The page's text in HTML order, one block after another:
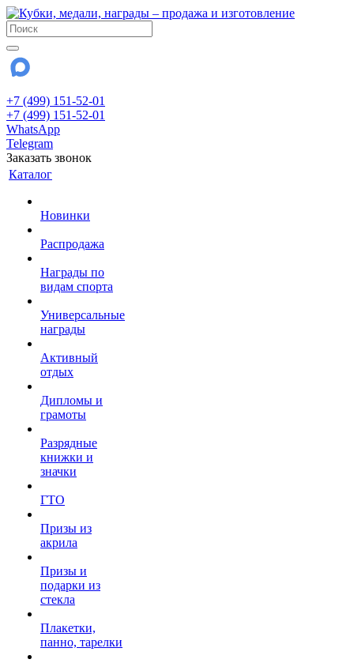
+7 (499) 151-52-01
+7 (499) 151-52-01
WhatsApp
Telegram
Заказать звонок
Каталог
Новинки
Распродажа
Награды по
видам спорта
Универсальные
награды
Активный
отдых
Дипломы и
грамоты
Разрядные
книжки и
значки
ГТО
Призы из
акрила
Призы и
подарки из
стекла
Плакетки,
панно, тарелки